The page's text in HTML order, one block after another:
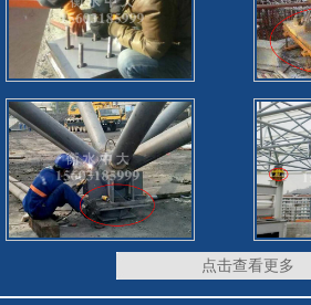
点击查看更多